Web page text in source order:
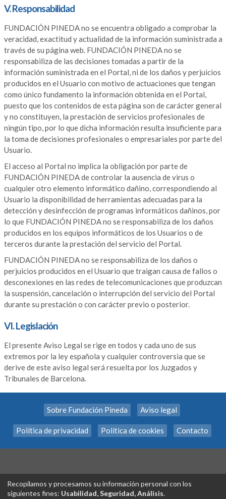
V. Responsabilidad
FUNDACIÓN PINEDA no se encuentra obligado a comprobar la
veracidad, exactitud y actualidad de la información suministrada a
través de su página web. FUNDACIÓN PINEDA no se
responsabiliza de las decisiones tomadas a partir de la
información suministrada en el Portal, ni de los daños y perjuicios
producidos en el Usuario con motivo de actuaciones que tengan
como único fundamento la información obtenida en el Portal,
puesto que los contenidos de esta página son de carácter general
y no constituyen, la prestación de servicios profesionales de
ningún tipo, por lo que dicha información resulta insuficiente para
la toma de decisiones profesionales o empresariales por parte del
Usuario.
El acceso al Portal no implica la obligación por parte de
FUNDACIÓN PINEDA de controlar la ausencia de virus o
cualquier otro elemento informático dañino, correspondiendo al
Usuario la disponibilidad de herramientas adecuadas para la
detección y desinfección de programas informáticos dañinos, por
lo que FUNDACIÓN PINEDA no se responsabiliza de los daños
producidos en los equipos informáticos de los Usuarios o de
terceros durante la prestación del servicio del Portal.
FUNDACIÓN PINEDA no se responsabiliza de los daños o
perjuicios producidos en el Usuario que traigan causa de fallos o
desconexiones en las redes de telecomunicaciones que produzcan
la suspensión, cancelación o interrupción del servicio del Portal
durante su prestación o con carácter previo o posterior.
VI. Legislación
El presente Aviso Legal se rige en todos y cada uno de sus
extremos por la ley española y cualquier controversia que se
derive de este aviso legal será resuelta por los Juzgados y
Tribunales de Barcelona.
Sobre Fundación Pineda Aviso legal
Política de privacidad Política de cookies Contacto
Tecnología exclusiva deINSCRIPCION.ONLINE
Recopilamos y procesamos su información personal con los
siguientes fines: Usabilidad, Seguridad, Análisis.